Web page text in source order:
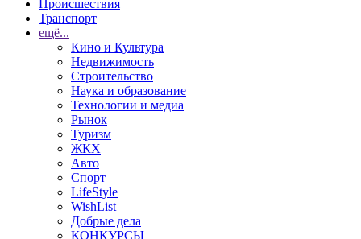
Происшествия
Транспорт
ещё...
Кино и Культура
Недвижимость
Строительство
Наука и образование
Технологии и медиа
Рынок
Туризм
ЖКХ
Авто
Спорт
LifeStyle
WishList
Добрые дела
КОНКУРСЫ